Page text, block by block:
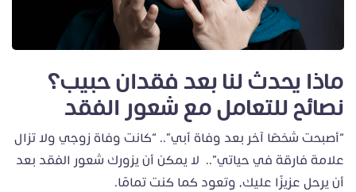
ماذا يحدث لنا بعد فقدان حبيب؟
نصائح للتعامل مع شعور الفقد
“أصبحت شخصًا آخر بعد وفاة أبي”.. “كانت وفاة زوجي ولا تزال
علامة فارقة في حياتي”.. لا يمكن أن يزورك شعور الفقد بعد
أن يرحل عزيزًا عليك، وتعود كما كنت تمامًا.